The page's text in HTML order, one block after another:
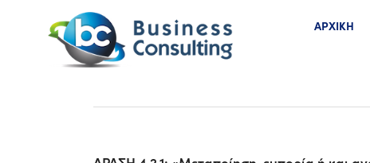
ΑΡΧΙΚΗ